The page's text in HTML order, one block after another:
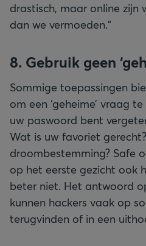
drastisch, maar online zijn
dan we vermoeden.”
8. Gebruik geen
Sommige toepassingen
om een ‘geheime’ vraag
uw paswoord bent
Wat is uw favoriet
droombestemming? Safe
op het eerste gezicht ook
beter niet. Het antwoord
kunnen hackers vaak op
terugvinden of in een